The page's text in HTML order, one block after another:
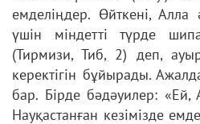
емделіңдер. Өйткені,
үшін міндетті түрде
(Тирмизи, Тиб, 2) деп,
керектігін бұйырады.
бар. Бірде бәдәуилер: «Ей,
Науқастанған кезімізде